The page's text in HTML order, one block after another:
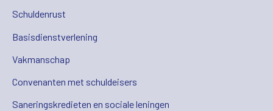
Schuldenrust
Basisdienstverlening
Vakmanschap
Convenanten met schuldeisers
Saneringskredieten en sociale leningen